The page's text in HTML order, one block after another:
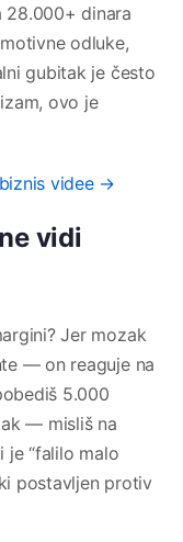
28.000+ dinara
odluke,
gubitak je često
ovo je
videe →
vidi
Jer mozak
— on reaguje na
5.000
— misliš na
je “falilo malo
postavljen protiv